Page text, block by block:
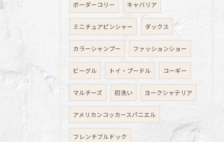
ボーダーコリー キャバリア
ミニチュアピンシャー ダックス
カラーシャンプー ファッションショー
ビーグル トイ・プードル コーギー
マルチーズ 初洗い ヨークシャテリア
アメリカンコッカースパニエル
フレンチブルドック